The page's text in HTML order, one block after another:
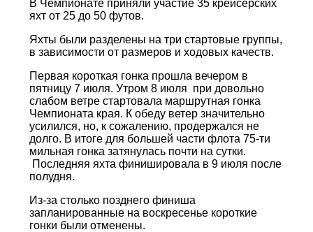
В Чемпионате приняли участие 35 крейсерских
яхт от 25 до 50 футов.
Яхты были разделены на три стартовые группы,
в зависимости от размеров и ходовых качеств.
Первая короткая гонка прошла вечером в
пятницу 7 июля. Утром 8 июля при довольно
слабом ветре стартовала маршрутная гонка
Чемпионата края. К обеду ветер значительно
усилился, но, к сожалению, продержался не
долго. В итоге для большей части флота 75-ти
мильная гонка затянулась почти на сутки.
Последняя яхта финишировала в 9 июля после
полудня.
Из-за столько позднего финиша
запланированные на воскресенье короткие
гонки были отменены.